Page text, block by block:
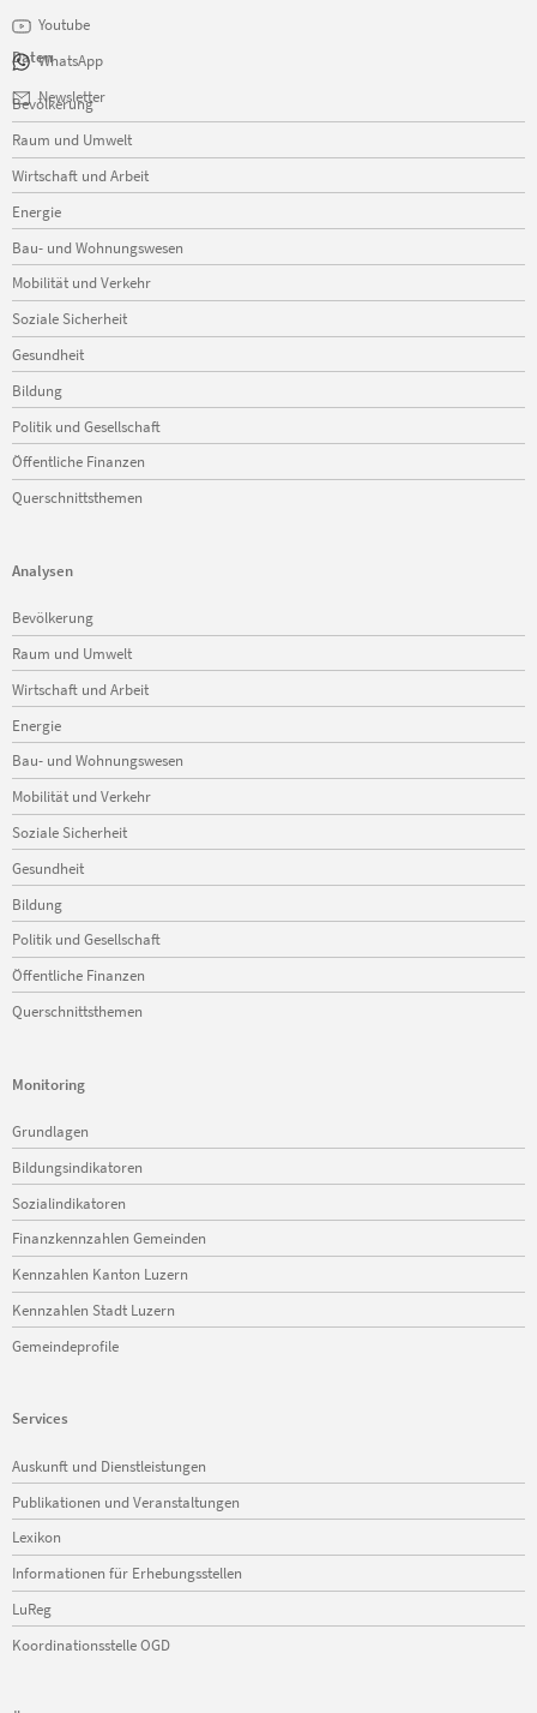
Youtube
WhatsApp
Newsletter
Daten
Navigation
überspringen
Bevölkerung
Raum und Umwelt
Wirtschaft und Arbeit
Energie
Bau- und Wohnungswesen
Mobilität und Verkehr
Soziale Sicherheit
Gesundheit
Bildung
Politik und Gesellschaft
Öffentliche Finanzen
Querschnittsthemen
Analysen
Navigation
überspringen
Bevölkerung
Raum und Umwelt
Wirtschaft und Arbeit
Energie
Bau- und Wohnungswesen
Mobilität und Verkehr
Soziale Sicherheit
Gesundheit
Bildung
Politik und Gesellschaft
Öffentliche Finanzen
Querschnittsthemen
Monitoring
Navigation
überspringen
Grundlagen
Bildungsindikatoren
Sozialindikatoren
Finanzkennzahlen Gemeinden
Kennzahlen Kanton Luzern
Kennzahlen Stadt Luzern
Gemeindeprofile
Services
Navigation
überspringen
Auskunft und Dienstleistungen
Publikationen und Veranstaltungen
Lexikon
Informationen für Erhebungsstellen
LuReg
Koordinationsstelle OGD